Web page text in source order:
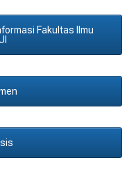
Fakultas Ilmu